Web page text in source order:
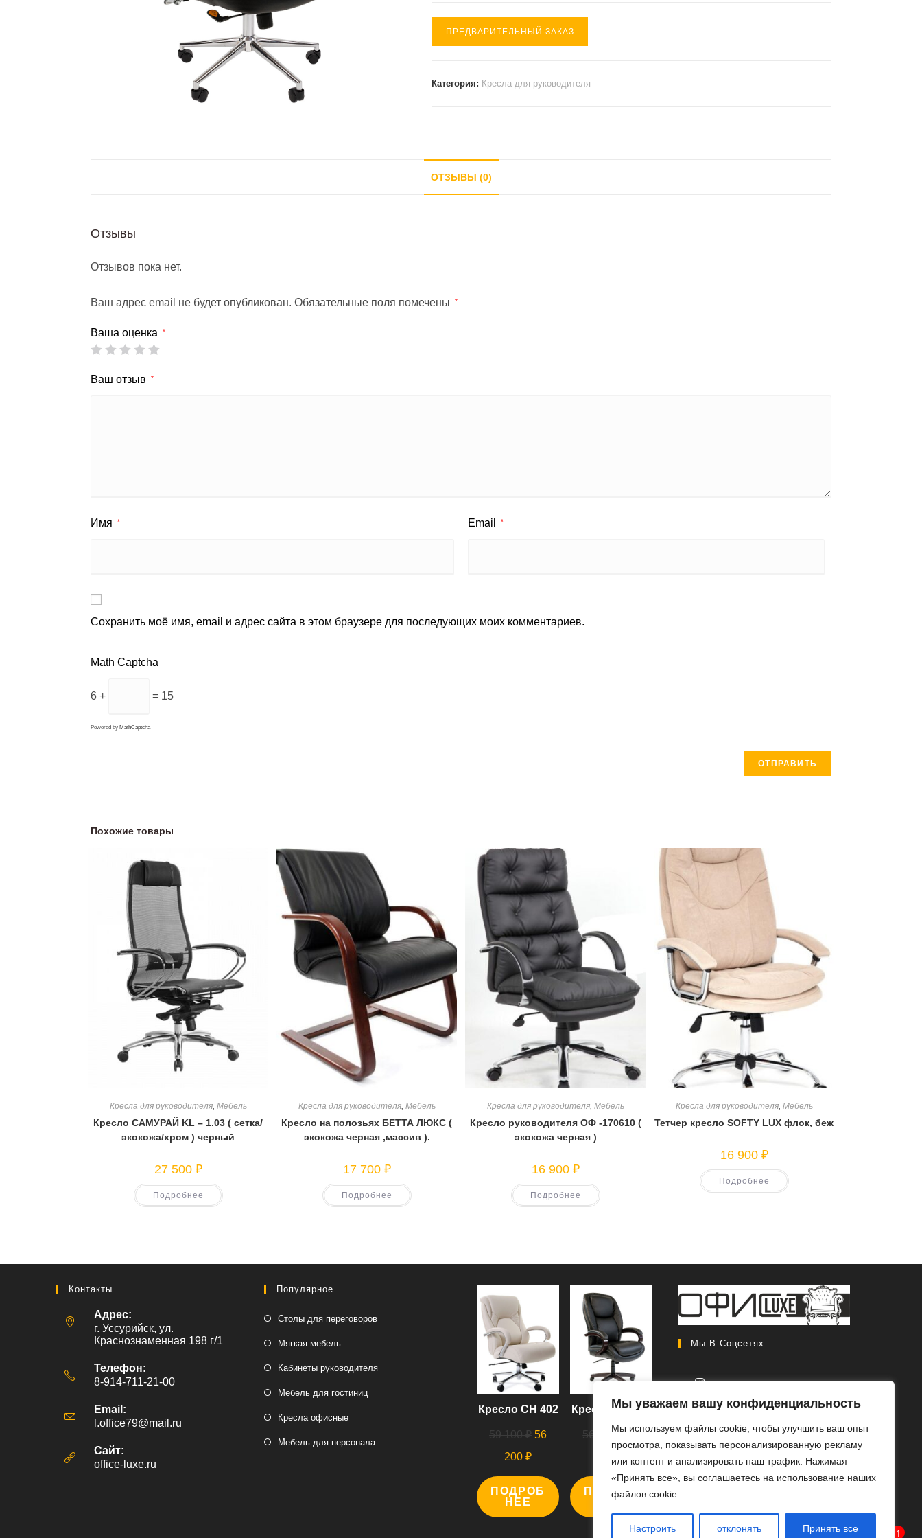
Мы уважаем вашу конфиденциальность
Мы используем файлы cookie, чтобы улучшить ваш опыт
просмотра, показывать персонализированную рекламу
или контент и анализировать наш трафик. Нажимая
«Принять все», вы соглашаетесь на использование наших
файлов cookie.
Настроить отклонять Принять все
ПРЕДВАРИТЕЛЬНЫЙ ЗАКАЗ
Категория: Кресла для руководителя
ОТЗЫВЫ (0)
Отзывы
Отзывов пока нет.
Ваш адрес email не будет опубликован. Обязательные поля помечены *
Ваша оценка *
Ваш отзыв *
Имя * Email *
Сохранить моё имя, email и адрес сайта в этом браузере для последующих моих комментариев.
Math Captcha
6 + = 15
Powered by MathCaptcha
Похожие товары
Кресла для руководителя, Мебель
Кресло САМУРАЙ KL – 1.03 ( сетка/
экокожа/хром ) черный
27 500 ₽
Подробнее
Кресла для руководителя, Мебель
Кресло на полозьях БЕТТА ЛЮКС (
экокожа черная ,массив ).
17 700 ₽
Подробнее
Кресла для руководителя, Мебель
Кресло руководителя ОФ -170610 (
экокожа черная )
16 900 ₽
Подробнее
Кресла для руководителя, Мебель
Тетчер кресло SOFTY LUX флок, беж
16 900 ₽
Подробнее
Контакты
Адрес:
г. Уссурийск, ул.
Краснознаменная 198 г/1
Телефон:
8-914-711-21-00
Email:
l.office79@mail.ru
Сайт:
office-luxe.ru
Популярное
Столы для переговоров
Мягкая мебель
Кабинеты руководителя
Мебель для гостиниц
Кресла офисные
Мебель для персонала
Кресло СН 402
59 100₽ Первоначальная
59
100 ₽.
56
200₽Текущая
цена:
56
200 ₽.
ПОДРОБ
НЕЕ
Кресло CH 408
56 000₽ Первоначальная
56
46
цена:
46
000 ₽.
ПОДРОБ
НЕЕ
Мы В Соцсетях
Откроется
в
новой
вкладке
1